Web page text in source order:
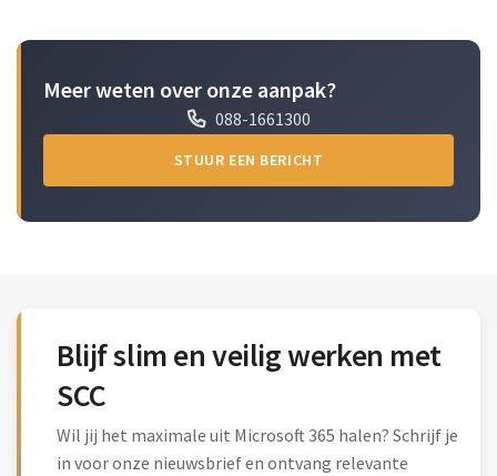
Meer weten over onze aanpak?
088-1661300
STUUR EEN BERICHT
Blijf slim en veilig werken met
SCC
Wil jij het maximale uit Microsoft 365 halen? Schrijf je
in voor onze nieuwsbrief en ontvang relevante